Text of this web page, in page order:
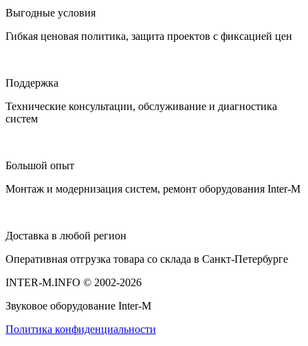
Выгодные условия
Гибкая ценовая политика, защита проектов с фиксацией цен
Поддержка
Технические консультации, обслуживание и диагностика
систем
Большой опыт
Монтаж и модернизация систем, ремонт оборудования Inter-M
Доставка в любой регион
Оперативная отгрузка товара со склада в Санкт-Петербурге
INTER-M.INFO © 2002-2026
Звуковое оборудование Inter-M
Политика конфиденциальности